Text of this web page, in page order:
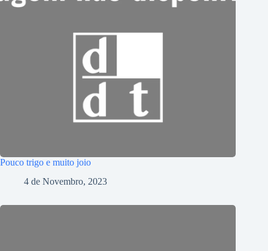
Pouco trigo e muito joio
4 de Novembro, 2023